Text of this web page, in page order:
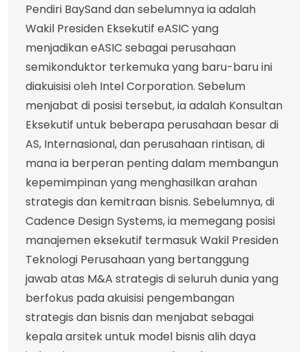
Pendiri BaySand dan sebelumnya ia adalah
Wakil Presiden Eksekutif eASIC yang
menjadikan eASIC sebagai perusahaan
semikonduktor terkemuka yang baru-baru ini
diakuisisi oleh Intel Corporation. Sebelum
menjabat di posisi tersebut, ia adalah Konsultan
Eksekutif untuk beberapa perusahaan besar di
AS, Internasional, dan perusahaan rintisan, di
mana ia berperan penting dalam membangun
kepemimpinan yang menghasilkan arahan
strategis dan kemitraan bisnis. Sebelumnya, di
Cadence Design Systems, ia memegang posisi
manajemen eksekutif termasuk Wakil Presiden
Teknologi Perusahaan yang bertanggung
jawab atas M&A strategis di seluruh dunia yang
berfokus pada akuisisi pengembangan
strategis dan bisnis dan menjabat sebagai
kepala arsitek untuk model bisnis alih daya